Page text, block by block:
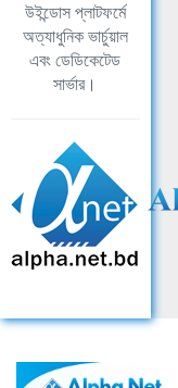
উইন্ডোস প্লাটফর্মে
অত্যাধুনিক ভার্চুয়াল
এবং ডেডিকেটেড
সার্ভার।